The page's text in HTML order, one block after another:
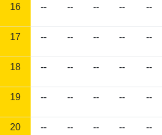
16 -- -- -- -- --
17 -- -- -- -- --
18 -- -- -- -- --
19 -- -- -- -- --
20 -- -- -- -- --